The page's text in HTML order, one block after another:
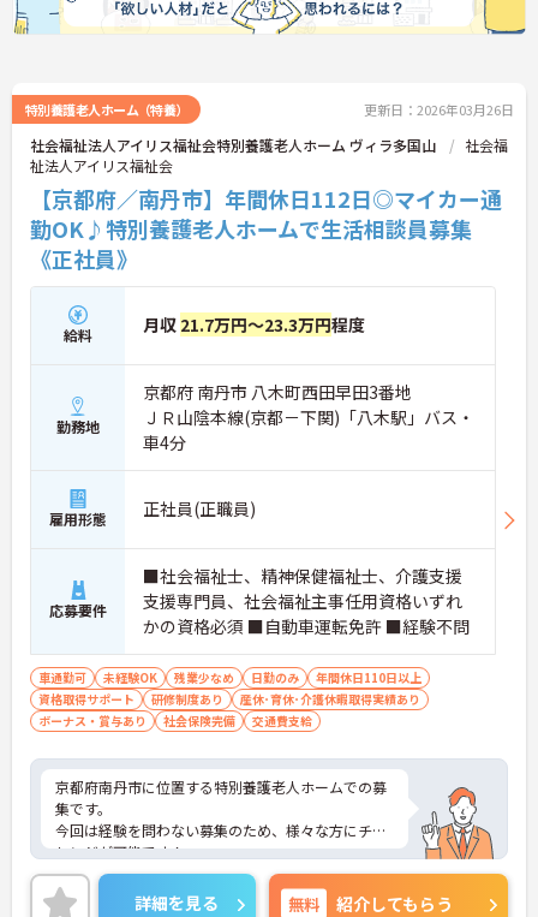
特別養護老人ホーム（特養） 更新日：2026年03月26日
社会福祉法人アイリス福祉会特別養護老人ホーム ヴィラ多国山
社会福
祉法人アイリス福祉会
【京都府／南丹市】年間休日112日◎マイカー通
勤OK♪特別養護老人ホームで生活相談員募集
《正社員》
給料 月収 21.7万円～23.3万円程度
勤務地
京都府 南丹市 八木町西田早田3番地
ＪＲ山陰本線(京都－下関)「八木駅」バス・
車4分
雇用形態 正社員(正職員)
応募要件
■社会福祉士、精神保健福祉士、介護支援
支援専門員、社会福祉主事任用資格いずれ
かの資格必須 ■自動車運転免許 ■経験不問
車通勤可 未経験OK 残業少なめ 日勤のみ
年間休日110日以上
資格取得サポート
研修制度あり
産休･育休･介護休暇取得実績あり
ボーナス・賞与あり
社会保険完備 交通費支給
京都府南丹市に位置する特別養護老人ホームでの募
集です。
今回は経験を問わない募集のため、様々な方にチャ
レンジが可能です！
ご興味のある方はご面接のポイントをお伝えします
ので、お気軽にお問い合わせください。
詳細を見る 無料 紹介してもらう